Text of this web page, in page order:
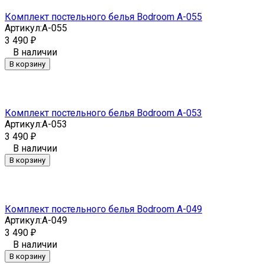
Комплект постельного белья Bodroom A-055
Артикул:A-055
3 490 ₽
В наличии
В корзину
Комплект постельного белья Bodroom A-053
Артикул:A-053
3 490 ₽
В наличии
В корзину
Комплект постельного белья Bodroom A-049
Артикул:A-049
3 490 ₽
В наличии
В корзину